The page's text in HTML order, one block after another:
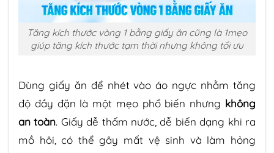
Tăng kích thước vòng 1 bằng giấy ăn cũng là 1mẹo
giúp tăng kích thước tạm thời nhưng không tối ưu
Dùng giấy ăn để nhét vào áo ngực nhằm tăng
độ đầy đặn là một mẹo phổ biến nhưng không
an toàn. Giấy dễ thấm nước, dễ biến dạng khi ra
mồ hôi, có thể gây mất vệ sinh và làm hỏng